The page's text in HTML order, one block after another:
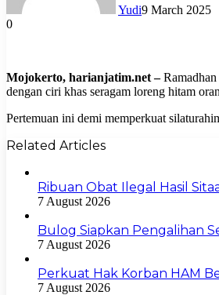
Yudi9 March 2025
0
Mojokerto, harianjatim.net –
dengan ciri khas seragam loreng hitam
Pertemuan ini demi memperkuat
Related Articles
Ribuan Obat Ilegal Hasil
7 August 2026
Bulog Siapkan Pengalihan
7 August 2026
Perkuat Hak Korban HAM
7 August 2026